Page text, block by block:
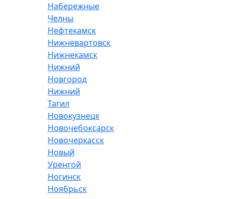
Набережные
Челны
Нефтекамск
Нижневартовск
Нижнекамск
Нижний
Новгород
Нижний
Тагил
Новокузнецк
Новочебоксарск
Новочеркасск
Новый
Уренгой
Ногинск
Ноябрьск